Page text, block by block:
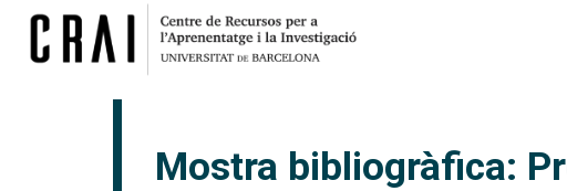
Mostra bibliogràfica: